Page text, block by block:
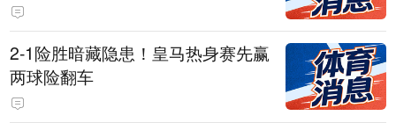
2-1险胜暗藏隐患！皇马热身赛先赢
两球险翻车